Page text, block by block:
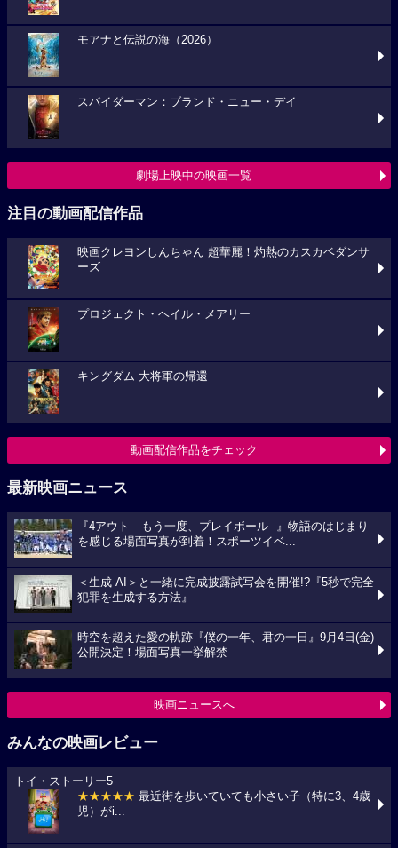
モアナと伝説の海（2026）
スパイダーマン：ブランド・ニュー・デイ
劇場上映中の映画一覧
注目の動画配信作品
映画クレヨンしんちゃん 超華麗！灼熱のカスカベダンサ
ーズ
プロジェクト・ヘイル・メアリー
キングダム 大将軍の帰還
動画配信作品をチェック
最新映画ニュース
『4アウト ─もう一度、プレイボール─』物語のはじまり
を感じる場面写真が到着！スポーツイベ...
＜生成 AI＞と一緒に完成披露試写会を開催!?『5秒で完全
犯罪を生成する方法』
時空を超えた愛の軌跡『僕の一年、君の一日』9月4日(金)
公開決定！場面写真一挙解禁
映画ニュースへ
みんなの映画レビュー
トイ・ストーリー5
★★★★★ 最近街を歩いていても小さい子（特に3、4歳
児）がi...